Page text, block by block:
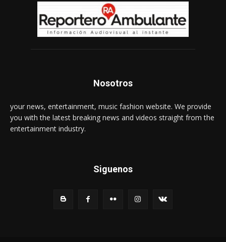
Nosotros
your news, entertainment, music fashion website. We provide
you with the latest breaking news and videos straight from the
entertainment industry.
Siguenos